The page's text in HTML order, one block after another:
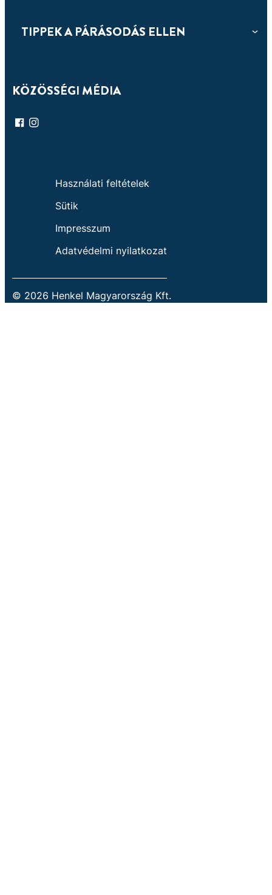
TIPPEK A PÁRÁSODÁS ELLEN
KÖZÖSSÉGI MÉDIA
Használati feltételek
Sütik
Impresszum
Adatvédelmi nyilatkozat
© 2026 Henkel Magyarország Kft.